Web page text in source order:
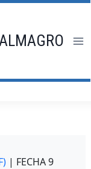
| FECHA 9